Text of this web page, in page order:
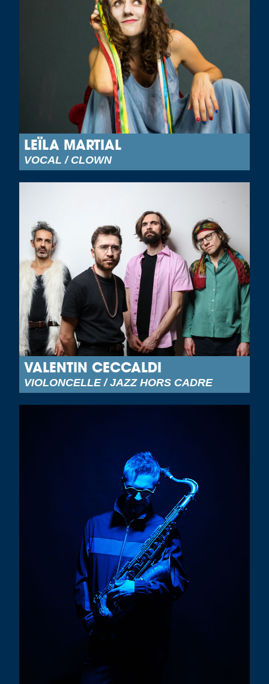
LEÏLA MARTIAL
VOCAL / CLOWN
VALENTIN CECCALDI
VIOLONCELLE / JAZZ HORS CADRE